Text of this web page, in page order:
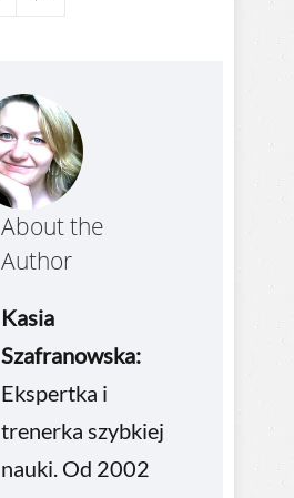
About the
Author
Kasia
Szafranowska:
Ekspertka i
trenerka szybkiej
nauki. Od 2002